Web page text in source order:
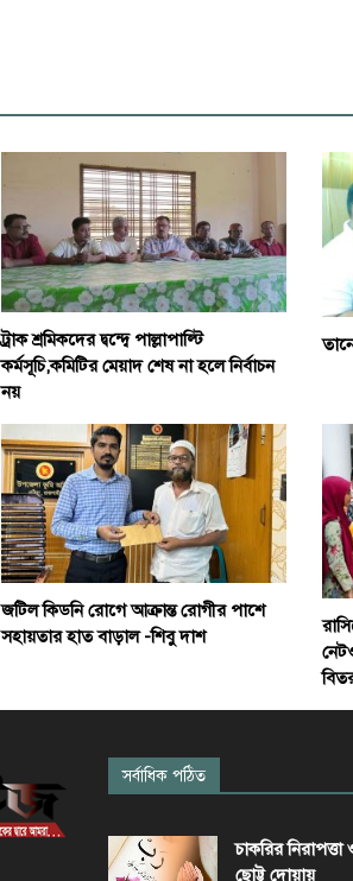
ট্রাক শ্রমিকদের দ্বন্দ্বে পাল্লাপাল্টি
কর্মসূচি,কমিটির মেয়াদ শেষ না হলে নির্বাচন
নয়
জটিল কিডনি রোগে আক্রান্ত রোগীর পাশে
সহায়তার হাত বাড়াল -শিবু দাশ
সর্বাধিক পঠিত
চাকরির
ছোট্ট দোয়ায়